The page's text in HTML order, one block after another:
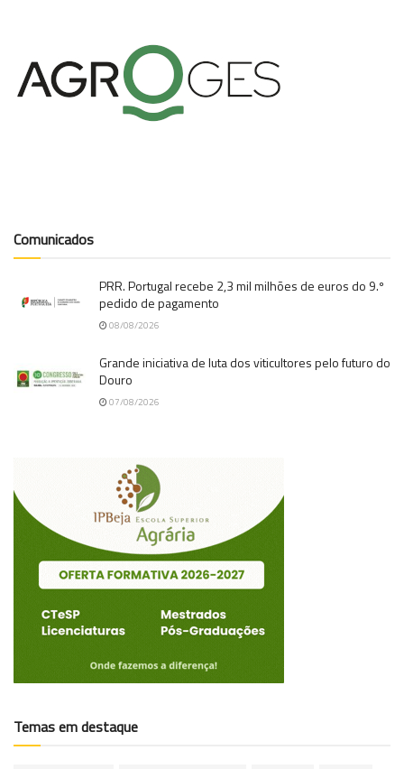
Comunicados
PRR. Portugal recebe 2,3 mil milhões de euros do 9.º
pedido de pagamento
08/08/2026
Grande iniciativa de luta dos viticultores pelo futuro do
Douro
07/08/2026
Temas em destaque